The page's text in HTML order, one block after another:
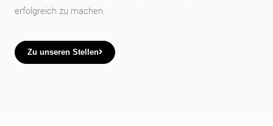
erfolgreich zu machen.
Zu unseren Stellen